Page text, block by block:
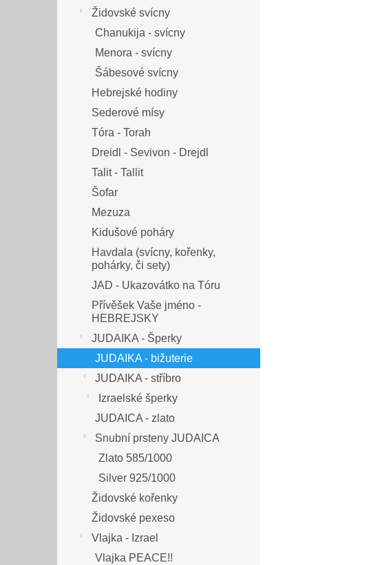
Židovské svícny
Chanukija - svícny
Menora - svícny
Šábesové svícny
Hebrejské hodiny
Sederové mísy
Tóra - Torah
Dreidl - Sevivon - Drejdl
Talit - Tallit
Šofar
Mezuza
Kidušové poháry
Havdala (svícny, kořenky,
pohárky, či sety)
JAD - Ukazovátko na Tóru
Přívěšek Vaše jméno -
HEBREJSKY
JUDAIKA - Šperky
JUDAIKA - bižuterie
JUDAIKA - stříbro
Izraelské šperky
JUDAICA - zlato
Snubní prsteny JUDAICA
Zlato 585/1000
Silver 925/1000
Židovské kořenky
Židovské pexeso
Vlajka - Izrael
Vlajka PEACE!!